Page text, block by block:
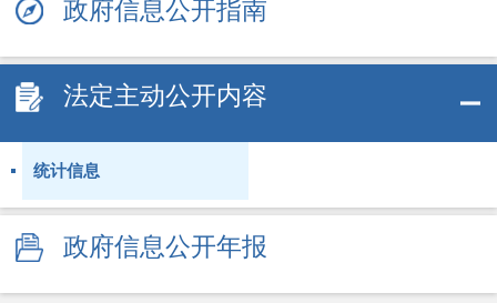
政府信息公开指南
法定主动公开内容
统计信息
政府信息公开年报